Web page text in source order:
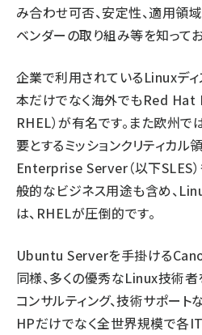
み合わせ可否、安定性、適用領
ベンダーの取り組み等を知って
企業で利用されているLinuxディ
本だけでなく海外でもRed
RHEL）が有名です。また欧州で
要とするミッションクリティカ
Enterprise Server（以下SLES
般的なビジネス用途も含め、
は、RHELが圧倒的です。
Ubuntu Serverを手掛ける
同様、多くの優秀なLinux技術者
コンサルティング、技術サポート
HPだけでなく全世界規模で各